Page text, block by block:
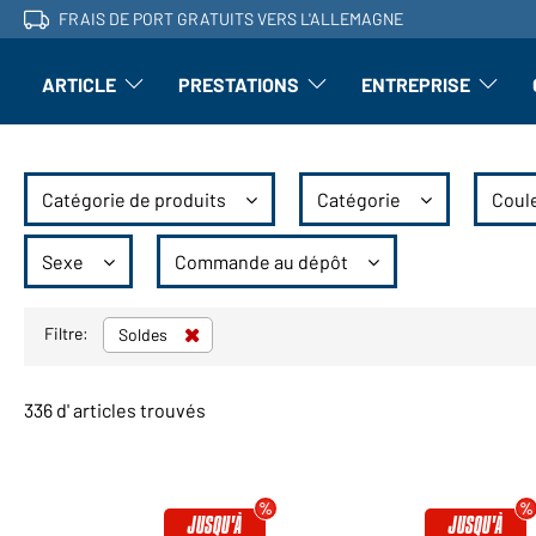
FRAIS DE PORT GRATUITS VERS L'ALLEMAGNE
ARTICLE l'article : Ouvrir le sous-menu
PRESTATIONS Perfectionnement : ouvrir le sous-
ENTREPRISE
Catégorie de produits Catégorie
Sexe Commande au dépôt
Filtre: Soldes
336 d' articles trouvés
JUSQU'À
JUSQU'À